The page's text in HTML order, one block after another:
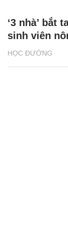
HỌC ĐƯỜNG
‘3 nhà’ bắt
sinh viên